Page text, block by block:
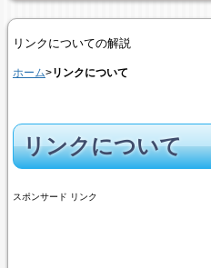
リンクについての解説
ホーム>リンクについて
リンクについて
スポンサード リンク